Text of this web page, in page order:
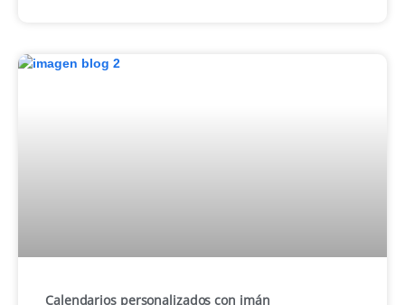
Calendarios personalizados con imán